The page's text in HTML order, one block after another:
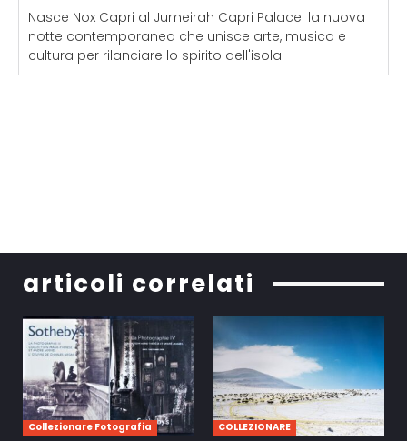
Nasce Nox Capri al Jumeirah Capri Palace: la nuova
notte contemporanea che unisce arte, musica e
cultura per rilanciare lo spirito dell'isola.
articoli correlati
Collezionare Fotografia COLLEZIONARE